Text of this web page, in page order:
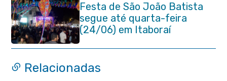
Festa de São João Batista
segue até quarta-feira
(24/06) em Itaboraí
Relacionadas